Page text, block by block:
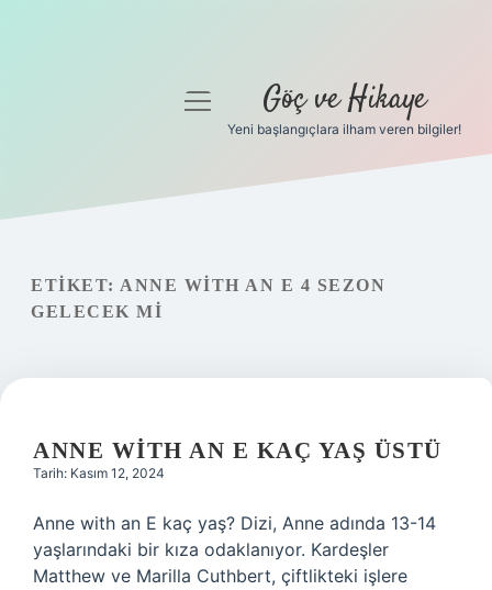
Gizlilik Politikası
Hakkımızda
menüyü
Göç ve Hikaye
Yeni başlangıçlara ilham veren bilgiler!
ETIKET: ANNE WITH AN E 4 SEZON
GELECEK MI
ANNE WITH AN E KAÇ YAŞ ÜSTÜ
Tarih: Kasım 12, 2024
Anne with an E kaç yaş? Dizi, Anne adında 13-14
yaşlarındaki bir kıza odaklanıyor. Kardeşler
Matthew ve Marilla Cuthbert, çiftlikteki işlere